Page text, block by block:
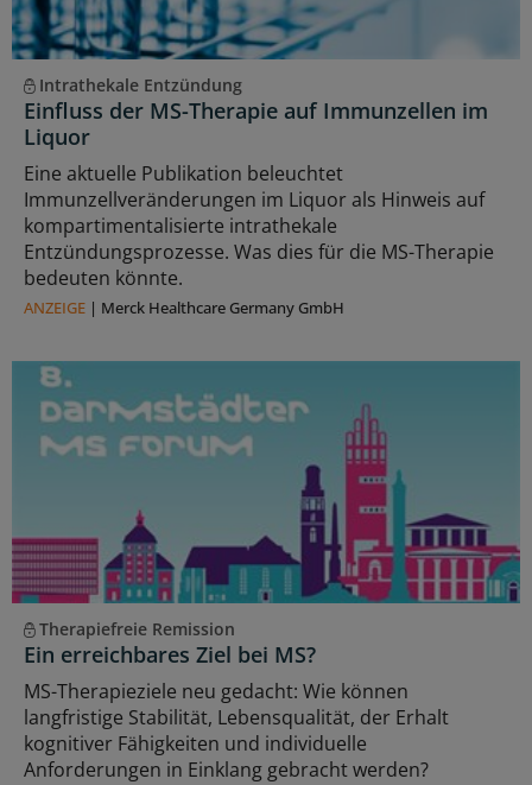
Intrathekale Entzündung
Einfluss der MS-Therapie auf Immunzellen im
Liquor
Eine aktuelle Publikation beleuchtet
Immunzellveränderungen im Liquor als Hinweis auf
kompartimentalisierte intrathekale
Entzündungsprozesse. Was dies für die MS-Therapie
bedeuten könnte.
ANZEIGE | Merck Healthcare Germany GmbH
Therapiefreie Remission
Ein erreichbares Ziel bei MS?
MS-Therapieziele neu gedacht: Wie können
langfristige Stabilität, Lebensqualität, der Erhalt
kognitiver Fähigkeiten und individuelle
Anforderungen in Einklang gebracht werden?